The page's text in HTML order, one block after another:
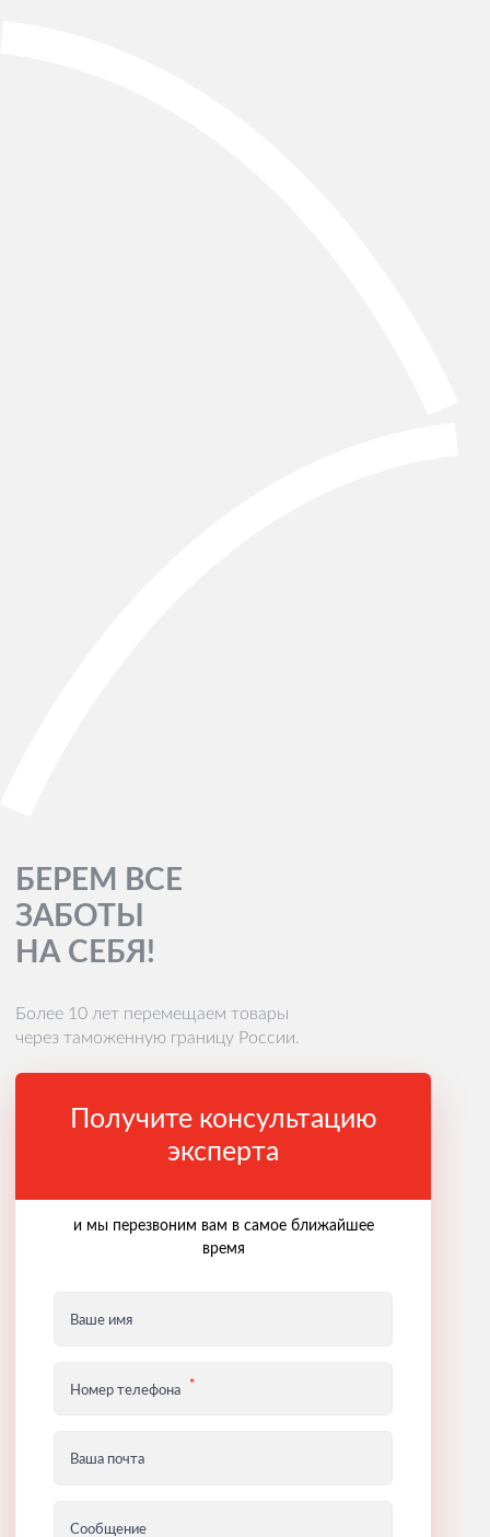
БЕРЕМ ВСЕ
ЗАБОТЫ
НА СЕБЯ!
Более 10 лет перемещаем товары
через таможенную границу России.
Получите консультацию
эксперта
и мы перезвоним вам в самое ближайшее
время
Ваше имя
Номер телефона
Ваша почта
Сообщение